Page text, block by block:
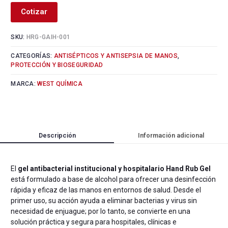
Cotizar
SKU: HRG-GAIH-001
CATEGORÍAS: ANTISÉPTICOS Y ANTISEPSIA DE MANOS
PROTECCIÓN Y BIOSEGURIDAD
MARCA:WEST QUÍMICA
Descripción Información adicional
El gel antibacterial institucional y hospitalario Hand Rub Gel
está formulado a base de alcohol para ofrecer una desinfección
rápida y eficaz de las manos en entornos de salud. Desde el
primer uso, su acción ayuda a eliminar bacterias y virus sin
necesidad de enjuague; por lo tanto, se convierte en una
solución práctica y segura para hospitales, clínicas e